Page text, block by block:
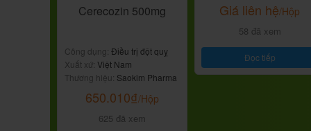
Cerecozin 500mg
Công dụng: Điều trị đột quỵ
Xuất xứ: Việt Nam
Thương hiệu: Saokim Pharma
650.010₫/Hộp
625 đã xem
Giá liên hệ/Hộp
58 đã xem
Đọc tiếp